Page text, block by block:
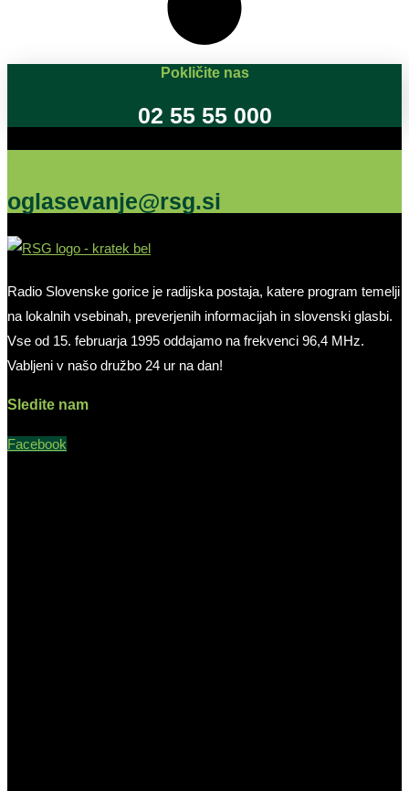
Pokličite nas
02 55 55 000
oglasevanje@rsg.si
Radio Slovenske gorice je radijska postaja, katere program temelji
na lokalnih vsebinah, preverjenih informacijah in slovenski glasbi.
Vse od 15. februarja 1995 oddajamo na frekvenci 96,4 MHz.
Vabljeni v našo družbo 24 ur na dan!
Sledite nam
Facebook